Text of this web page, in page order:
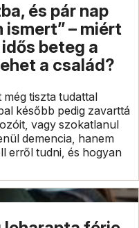
és pár nap
ismert” – miért
beteg a
a család?
tiszta tudattal
később pedig zavarttá
vagy szokatlanul
demencia, hanem
erről tudni, és hogyan